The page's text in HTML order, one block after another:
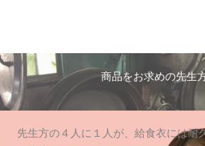
ス
キ
ッ
プ
商品をお求めの先生
先生方の４人に１人が、給食衣には耐